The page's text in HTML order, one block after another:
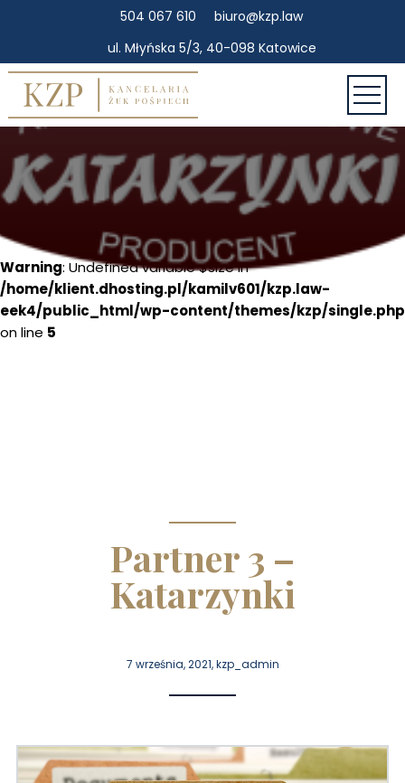
504 067 610
biuro@kzp.law
ul. Młyńska 5/3, 40-098 Katowice
Warning
: Undefined variable $post_id in
/home/klient.dhosting.pl/kamilv601/kzp.law-
eek4/public_html/wp-content/themes/kzp/single.php
Warning: Undefined variable $size in
/home/klient.dhosting.pl/kamilv601/kzp.law-
eek4/public_html/wp-content/themes/kzp/single.php
on line 5
Partner 3 –
Katarzynki
7 września, 2021, kzp_admin